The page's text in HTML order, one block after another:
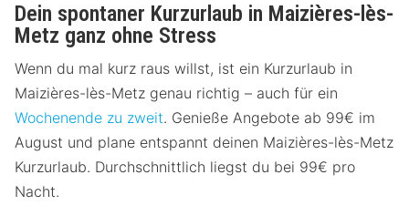
Dein spontaner Kurzurlaub in Maizières-lès-
Metz ganz ohne Stress
Wenn du mal kurz raus willst, ist ein Kurzurlaub in
Maizières-lès-Metz genau richtig – auch für ein
Wochenende zu zweit. Genieße Angebote ab 99€ im
August und plane entspannt deinen Maizières-lès-Metz
Kurzurlaub. Durchschnittlich liegst du bei 99€ pro
Nacht.